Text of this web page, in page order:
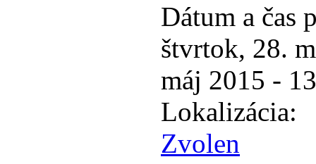
Dátum a čas
štvrtok, 28.
máj 2015 -
Lokalizácia:
Zvolen